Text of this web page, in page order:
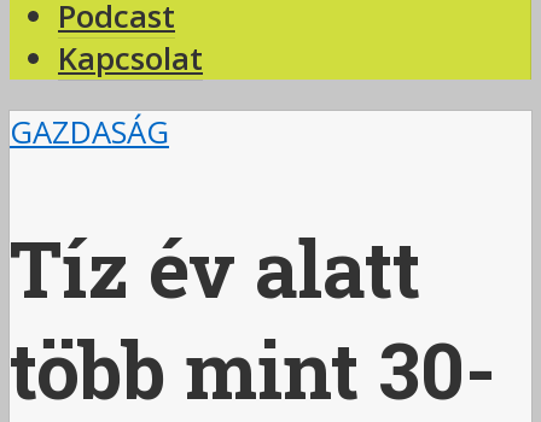
Podcast
Kapcsolat
GAZDASÁG
Tíz év alatt
több mint 30-